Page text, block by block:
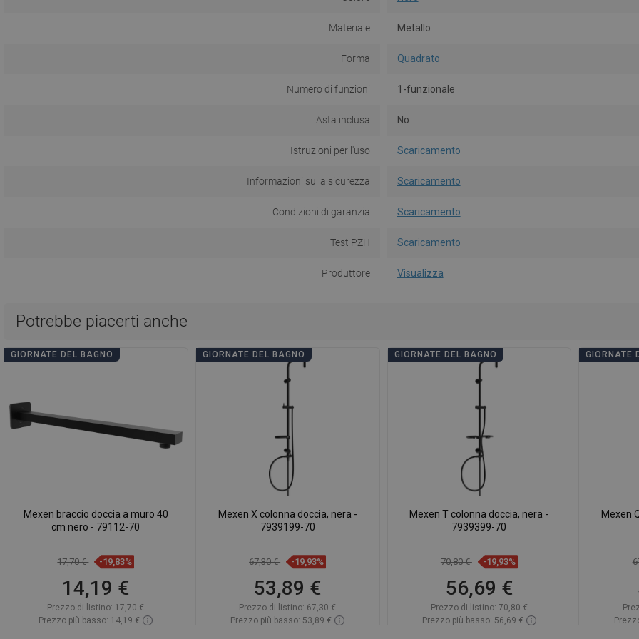
Materiale Metallo
Forma Quadrato
Numero di funzioni 1-funzionale
Asta inclusa No
Istruzioni per l'uso Scaricamento
Informazioni sulla sicurezza Scaricamento
Condizioni di garanzia Scaricamento
Test PZH Scaricamento
Produttore Visualizza
Potrebbe piacerti anche
GIORNATE DEL BAGNO
Mexen braccio doccia a muro 40
cm nero - 79112-70
17,70 € -19,83%
14,19 €
Prezzo di listino: 17,70 €
Prezzo più basso: 14,19 €
GIORNATE DEL BAGNO
Mexen X colonna doccia, nera -
7939199-70
67,30 € -19,93%
53,89 €
Prezzo di listino: 67,30 €
Prezzo più basso: 53,89 €
GIORNATE DEL BAGNO
Mexen T colonna doccia, nera -
7939399-70
70,80 € -19,93%
56,69 €
Prezzo di listino: 70,80 €
Prezzo più basso: 56,69 €
GIORNATE
Mexen